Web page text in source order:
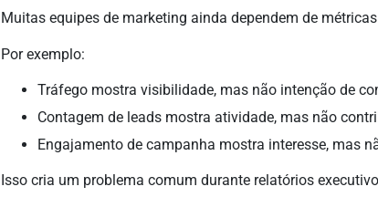
Muitas equipes de marketing ainda dependem de
Por exemplo:
Tráfego mostra visibilidade, mas não intenção de
Contagem de leads mostra atividade, mas não
Engajamento de campanha mostra interesse, mas
Isso cria um problema comum durante relatórios